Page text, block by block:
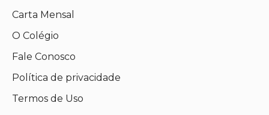
Carta Mensal
O Colégio
Fale Conosco
Política de privacidade
Termos de Uso